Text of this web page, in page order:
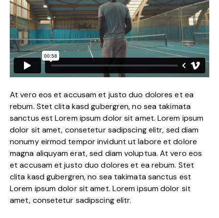
At vero eos et accusam et justo duo dolores et ea
rebum. Stet clita kasd gubergren, no sea takimata
sanctus est Lorem ipsum dolor sit amet. Lorem ipsum
dolor sit amet, consetetur sadipscing elitr, sed diam
nonumy eirmod tempor invidunt ut labore et dolore
magna aliquyam erat, sed diam voluptua. At vero eos
et accusam et justo duo dolores et ea rebum. Stet
clita kasd gubergren, no sea takimata sanctus est
Lorem ipsum dolor sit amet. Lorem ipsum dolor sit
amet, consetetur sadipscing elitr.